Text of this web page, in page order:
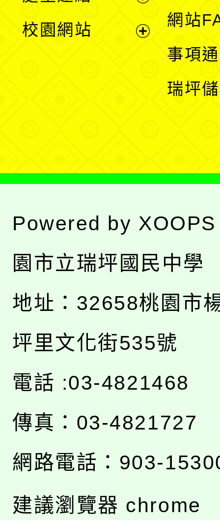
校園網站
網站
事項
瑞坪
Powered by XOOPS
園市立瑞坪國民中學
地址： 32658桃園市
坪里文化街535號
電話 :03-4821468
傳真：03-4821727
網路電話：903-
建議瀏覽器 chrome